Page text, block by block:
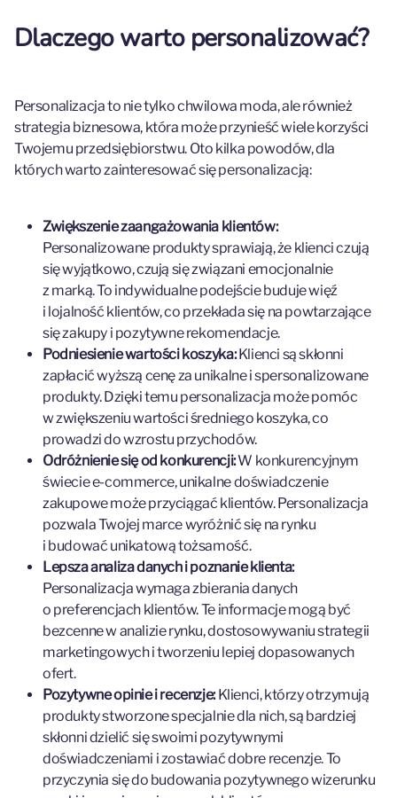
Dlaczego warto personalizować?
Personalizacja to nie tylko chwilowa moda, ale również
strategia biznesowa, która może przynieść wiele korzyści
Twojemu przedsiębiorstwu. Oto kilka powodów, dla
których warto zainteresować się personalizacją:
Zwiększenie zaangażowania klientów:
Personalizowane produkty sprawiają, że klienci czują
się wyjątkowo, czują się związani emocjonalnie
z marką. To indywidualne podejście buduje więź
i lojalność klientów, co przekłada się na powtarzające
się zakupy i pozytywne rekomendacje.
Podniesienie wartości koszyka:Klienci są skłonni
zapłacić wyższą cenę za unikalne i spersonalizowane
produkty. Dzięki temu personalizacja może pomóc
w zwiększeniu wartości średniego koszyka, co
prowadzi do wzrostu przychodów.
Odróżnienie się od konkurencji:W konkurencyjnym
świecie e-commerce, unikalne doświadczenie
zakupowe może przyciągać klientów. Personalizacja
pozwala Twojej marce wyróżnić się na rynku
i budować unikatową tożsamość.
Lepsza analiza danych i poznanie klienta:
Personalizacja wymaga zbierania danych
o preferencjach klientów. Te informacje mogą być
bezcenne w analizie rynku, dostosowywaniu strategii
marketingowych i tworzeniu lepiej dopasowanych
ofert.
Pozytywne opinie i recenzje:Klienci, którzy otrzymują
produkty stworzone specjalnie dla nich, są bardziej
skłonni dzielić się swoimi pozytywnymi
doświadczeniami i zostawiać dobre recenzje. To
przyczynia się do budowania pozytywnego wizerunku